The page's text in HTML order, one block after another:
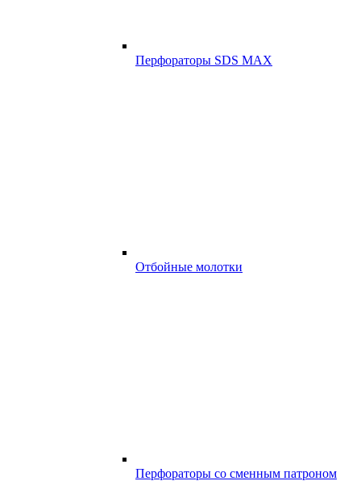
Перфораторы SDS MAX
Отбойные молотки
Перфораторы со сменным патроном